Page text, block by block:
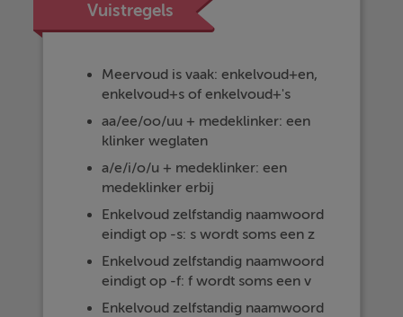
Vuistregels
Meervoud is vaak: enkelvoud+en,
enkelvoud+s of enkelvoud+'s
aa/ee/oo/uu + medeklinker: een
klinker weglaten
a/e/i/o/u + medeklinker: een
medeklinker erbij
Enkelvoud zelfstandig naamwoord
eindigt op -s: s wordt soms een z
Enkelvoud zelfstandig naamwoord
eindigt op -f: f wordt soms een v
Enkelvoud zelfstandig naamwoord